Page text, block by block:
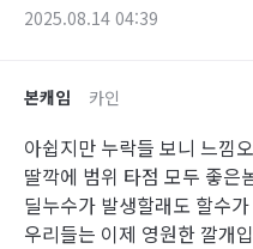
2025.08.14 04:39
본캐임 카인
아쉽지만 누락들 보니 느낌
딸깍에 범위 타점 모두 좋은
딜누수가 발생할래도 할수
우리들는 이제 영원한 깔개